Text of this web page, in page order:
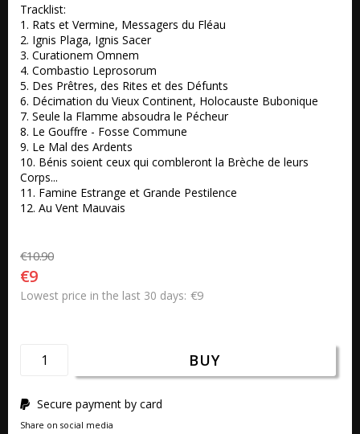
Tracklist:
1. Rats et Vermine, Messagers du Fléau
2. Ignis Plaga, Ignis Sacer
3. Curationem Omnem
4. Combastio Leprosorum
5. Des Prêtres, des Rites et des Défunts
6. Décimation du Vieux Continent, Holocauste Bubonique
7. Seule la Flamme absoudra le Pécheur
8. Le Gouffre - Fosse Commune
9. Le Mal des Ardents
10. Bénis soient ceux qui combleront la Brèche de leurs
Corps...
11. Famine Estrange et Grande Pestilence
12. Au Vent Mauvais
€10.90
€9
Lowest price in the last 30 days €9
BUY
Secure payment by card
Share on social media